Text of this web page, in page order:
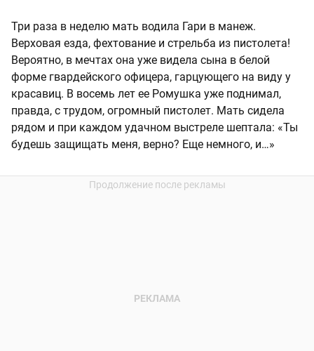
Три раза в неделю мать водила Гари в манеж.
Верховая езда, фехтование и стрельба из пистолета!
Вероятно, в мечтах она уже видела сына в белой
форме гвардейского офицера, гарцующего на виду у
красавиц. В восемь лет ее Ромушка уже поднимал,
правда, с трудом, огромный пистолет. Мать сидела
рядом и при каждом удачном выстреле шептала: «Ты
будешь защищать меня, верно? Еще немного, и…»